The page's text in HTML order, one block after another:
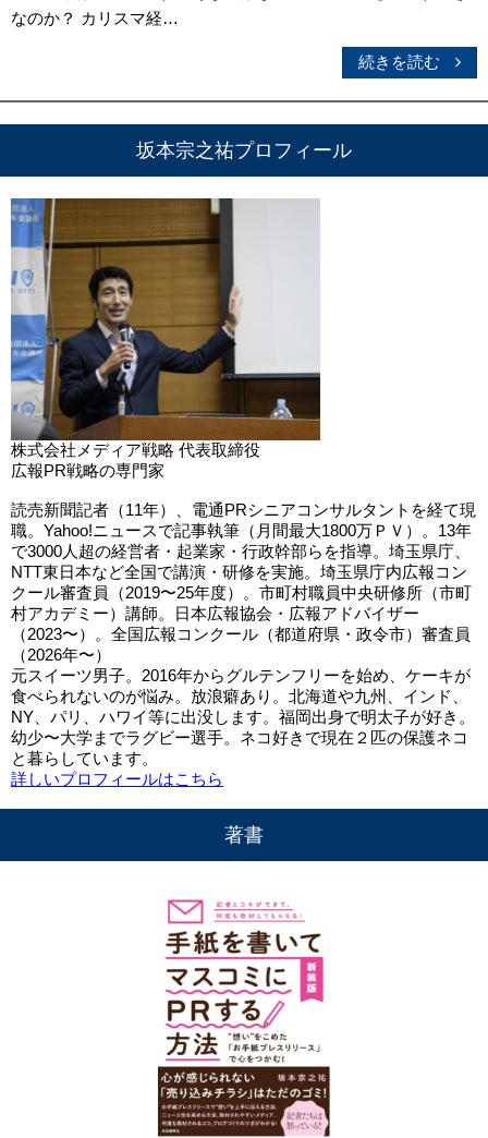
なのか？ カリスマ経…
続きを読む
坂本宗之祐プロフィール
株式会社メディア戦略 代表取締役
広報PR戦略の専門家
読売新聞記者（11年）、電通PRシニアコンサルタントを経て現
職。Yahoo!ニュースで記事執筆（月間最大1800万ＰＶ）。13年
で3000人超の経営者・起業家・行政幹部らを指導。埼玉県庁、
NTT東日本など全国で講演・研修を実施。埼玉県庁内広報コン
クール審査員（2019〜25年度）。市町村職員中央研修所（市町
村アカデミー）講師。日本広報協会・広報アドバイザー
（2023〜）。全国広報コンクール（都道府県・政令市）審査員
（2026年〜）
元スイーツ男子。2016年からグルテンフリーを始め、ケーキが
食べられないのが悩み。放浪癖あり。北海道や九州、インド、
NY、パリ、ハワイ等に出没します。福岡出身で明太子が好き。
幼少〜大学までラグビー選手。ネコ好きで現在２匹の保護ネコ
と暮らしています。
詳しいプロフィールはこちら
著書